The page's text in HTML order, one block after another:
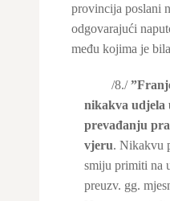
provincija poslani
odgovarajući
među kojima je
/8./
nikakva udjela
prevađanju
vjeru. Nikakvu
smiju primiti na
preuzv. gg.